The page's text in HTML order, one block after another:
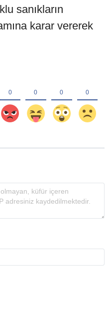
sanıkların
karar vererek